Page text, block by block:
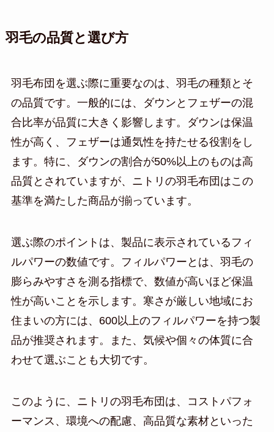
羽毛の品質と選び方
羽毛布団を選ぶ際に重要なのは、羽毛の種類とそ
の品質です。一般的には、ダウンとフェザーの混
合比率が品質に大きく影響します。ダウンは保温
性が高く、フェザーは通気性を持たせる役割をし
ます。特に、ダウンの割合が50%以上のものは高
品質とされていますが、ニトリの羽毛布団はこの
基準を満たした商品が揃っています。
選ぶ際のポイントは、製品に表示されているフィ
ルパワーの数値です。フィルパワーとは、羽毛の
膨らみやすさを測る指標で、数値が高いほど保温
性が高いことを示します。寒さが厳しい地域にお
住まいの方には、600以上のフィルパワーを持つ製
品が推奨されます。また、気候や個々の体質に合
わせて選ぶことも大切です。
このように、ニトリの羽毛布団は、コストパフォ
ーマンス、環境への配慮、高品質な素材といった